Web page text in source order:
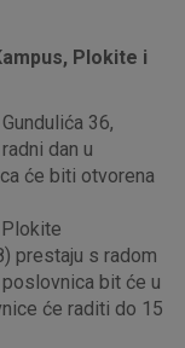
Plokite i
36,
dan u
će biti otvorena
prestaju s radom
bit će u
će raditi do 15